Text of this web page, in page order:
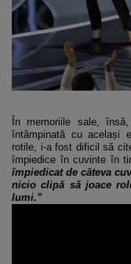
În memoriile sale,
întâmpinată cu același
rotile, i-a fost dificil să
împiedice în cuvinte în
împiedicat de câteva
nicio clipă să joace
lumi.”